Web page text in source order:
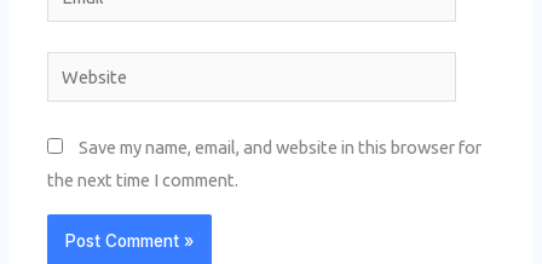
Website
Save my name, email, and website in this browser for
the next time I comment.